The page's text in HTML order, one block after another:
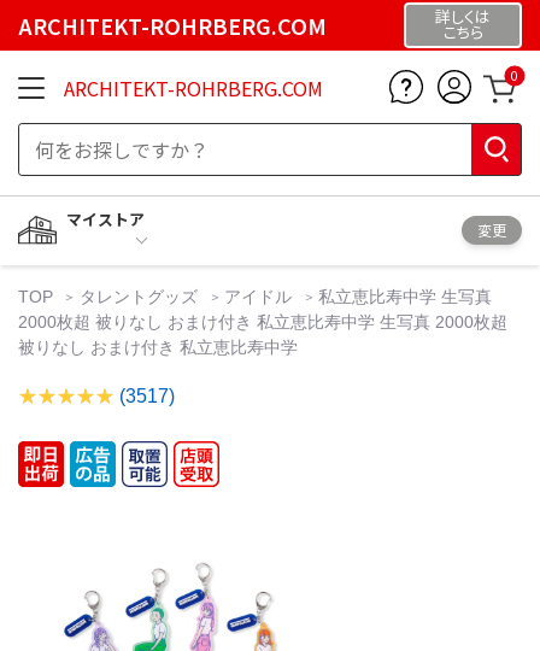
ARCHITEKT-ROHRBERG.COM 詳しくは
こちら
ARCHITEKT-ROHRBERG.COM 0
マイストア
変更
TOP タレントグッズ アイドル
私立恵比寿中学 生写真
2000枚超 被りなし おまけ付き 私立恵比寿中学 生写真 2000枚超
被りなし おまけ付き 私立恵比寿中学
(3517)